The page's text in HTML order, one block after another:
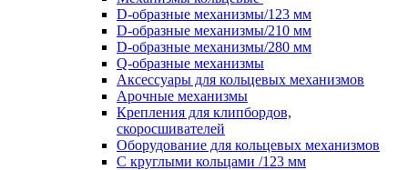
D-образные механизмы/123 мм
D-образные механизмы/210 мм
D-образные механизмы/280 мм
Q-образные механизмы
Аксессуары для кольцевых механизмов
Арочные механизмы
Крепления для клипбордов,
скоросшивателей
Оборудование для кольцевых механизмов
С круглыми кольцами /123 мм